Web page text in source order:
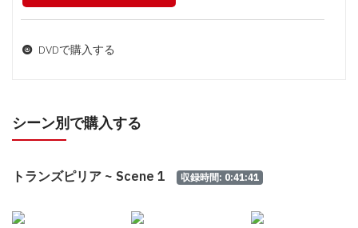
DVDで購入する
シーン別で購入する
トランズピリア ~ Scene 1 収録時間: 0:41:41